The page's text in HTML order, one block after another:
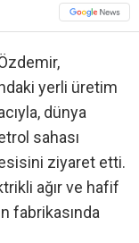
yerli üretim
dünya
sahası
ziyaret etti.
ağır ve hafif
fabrikasında